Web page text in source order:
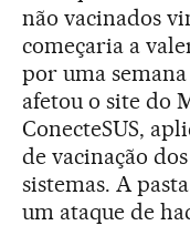
não vacinados
começaria a
por uma
afetou o site do
ConecteSUS,
de vacinação
sistemas. A
um ataque de